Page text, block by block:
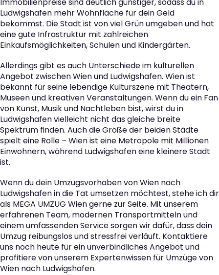
Immobilienpreise sind deutlich günstiger, sodass du in
Ludwigshafen mehr Wohnfläche für dein Geld
bekommst. Die Stadt ist von viel Grün umgeben und hat
eine gute Infrastruktur mit zahlreichen
Einkaufsmöglichkeiten, Schulen und Kindergärten.
Allerdings gibt es auch Unterschiede im kulturellen
Angebot zwischen Wien und Ludwigshafen. Wien ist
bekannt für seine lebendige Kulturszene mit Theatern,
Museen und kreativen Veranstaltungen. Wenn du ein Fan
von Kunst, Musik und Nachtleben bist, wirst du in
Ludwigshafen vielleicht nicht das gleiche breite
Spektrum finden. Auch die Größe der beiden Städte
spielt eine Rolle – Wien ist eine Metropole mit Millionen
Einwohnern, während Ludwigshafen eine kleinere Stadt
ist.
Wenn du dein Umzugsvorhaben von Wien nach
Ludwigshafen in die Tat umsetzen möchtest, stehe ich dir
als MEGA UMZUG Wien gerne zur Seite. Mit unserem
erfahrenen Team, modernen Transportmitteln und
einem umfassenden Service sorgen wir dafür, dass dein
Umzug reibungslos und stressfrei verläuft. Kontaktiere
uns noch heute für ein unverbindliches Angebot und
profitiere von unserem Expertenwissen für Umzüge von
Wien nach Ludwigshafen.